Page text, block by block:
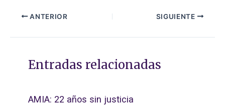
ANTERIOR SIGUIENTE
Entradas relacionadas
AMIA: 22 años sin justicia